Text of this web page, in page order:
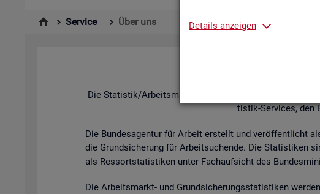
Details anzeigen
Service Über uns
Die Sta­tis­tik/Ar­beits­markt­be­richt­erstat­tung der
tis­tik-Ser­vices, den
Die Bun­des­agen­tur für Ar­beit er­stellt und ver­öf­fent­licht
die Grund­si­che­rung für Ar­beit­su­chen­de. Die Sta­tis­ti­ken
als Res­sort­sta­tis­ti­ken unter Fach­auf­sicht des
Die Ar­beits­markt- und Grund­si­che­rungs­sta­tis­ti­ken